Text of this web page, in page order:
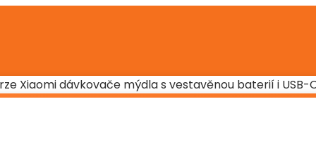
Xiaomi dávkovače mýdla s vestavěnou baterií i USB-